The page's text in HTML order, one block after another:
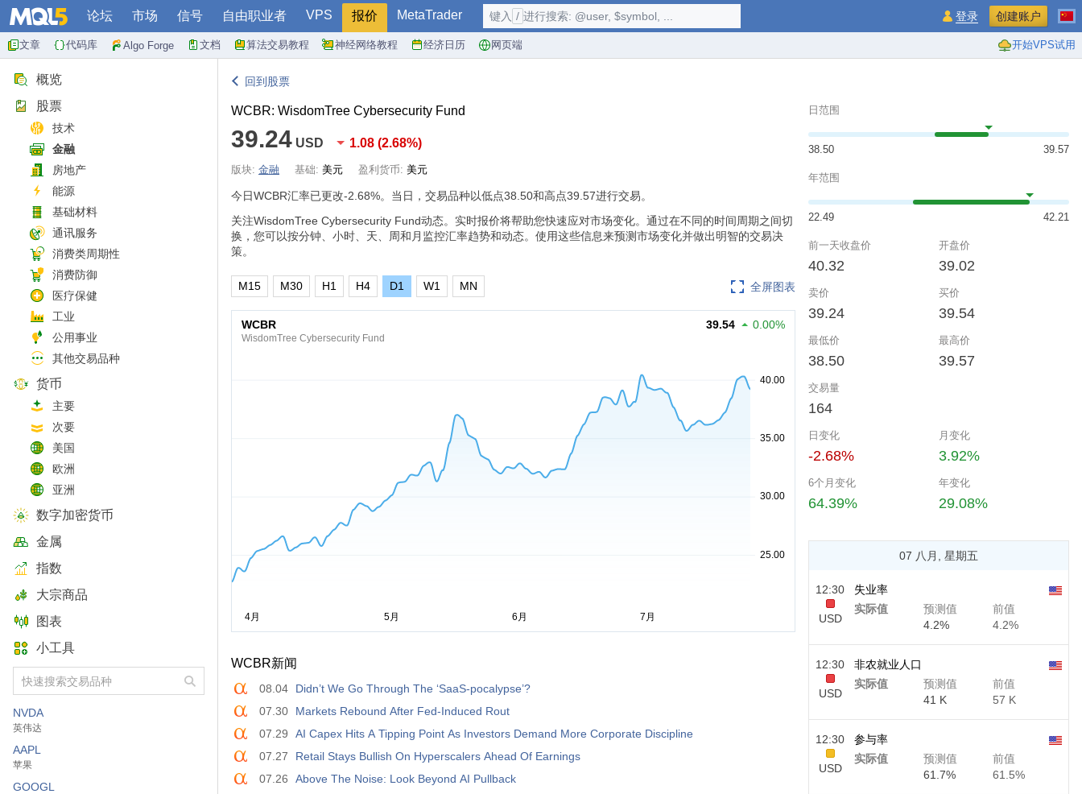
论坛 市场 信号 自由职业者 VPS 报价 MetaTrader
文章 代码库 Algo Forge 文档 算法交易教程 神经网络教程 经济日历 网页端 开始VPS试用
键入 / 进行搜索: @user, $symbol, ... 登录 创建账户
概览
股票
技术
金融
房地产
能源
基础材料
通讯服务
消费类周期性
消费防御
医疗保健
工业
公用事业
其他交易品种
货币
主要
次要
美国
欧洲
亚洲
数字加密货币
金属
指数
大宗商品
图表
小工具
NVDA
英伟达
AAPL
苹果
GOOGL
回到股票
WCBR: WisdomTree Cybersecurity Fund
39.24 USD 1.08 (2.68%)
版块: 金融 基础: 美元 盈利货币: 美元
今日WCBR汇率已更改-2.68%。当日，交易品种以低点38.50和高点39.57进行交易。
关注WisdomTree Cybersecurity Fund动态。实时报价将帮助您快速应对市场变化。通过在不同的时间周期之间切
换，您可以按分钟、小时、天、周和月监控汇率趋势和动态。使用这些信息来预测市场变化并做出明智的交易决
策。
全屏图表
M15 M30 H1 H4 D1 W1 MN
WCBR
WisdomTree Cybersecurity Fund
39.54 0.00%
WCBR新闻
08.04
Didn’t We Go Through The ‘SaaS-pocalypse’?
07.30
Markets Rebound After Fed-Induced Rout
07.29
AI Capex Hits A Tipping Point As Investors Demand More Corporate Discipline
07.27
Retail Stays Bullish On Hyperscalers Ahead Of Earnings
07.26
Above The Noise: Look Beyond AI Pullback
日范围
38.50 39.57
年范围
22.49 42.21
前一天收盘价
40.32
开盘价
39.02
卖价
39.24
买价
39.54
最低价
38.50
最高价
39.57
交易量
164
日变化
-2.68%
月变化
3.92%
6个月变化
64.39%
年变化
29.08%
07 八月, 星期五
12:30
USD
失业率
实际值
预测值
4.2%
前值
4.2%
12:30
USD
非农就业人口
实际值
预测值
41 K
前值
57 K
12:30
USD
参与率
实际值
预测值
61.7%
前值
61.5%